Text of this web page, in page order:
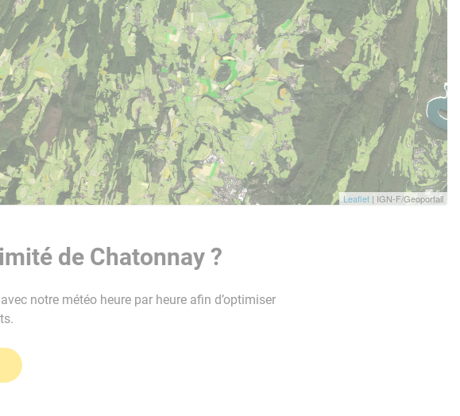
Leaflet | IGN-F/Geoportail
de Chatonnay ?
notre météo heure par heure afin d’optimiser